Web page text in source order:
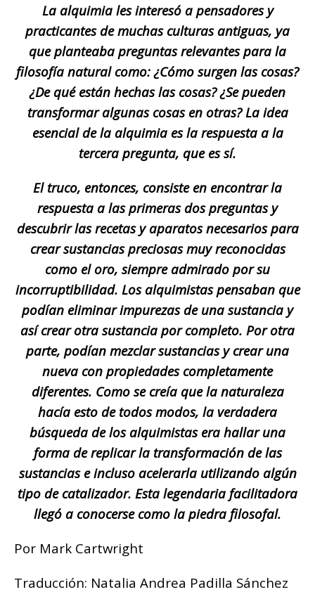
La alquimia les interesó a pensadores y
practicantes de muchas culturas antiguas, ya
que planteaba preguntas relevantes para la
filosofía natural como: ¿Cómo surgen las cosas?
¿De qué están hechas las cosas? ¿Se pueden
transformar algunas cosas en otras? La idea
esencial de la alquimia es la respuesta a la
tercera pregunta, que es sí.
El truco, entonces, consiste en encontrar la
respuesta a las primeras dos preguntas y
descubrir las recetas y aparatos necesarios para
crear sustancias preciosas muy reconocidas
como el oro, siempre admirado por su
incorruptibilidad. Los alquimistas pensaban que
podían eliminar impurezas de una sustancia y
así crear otra sustancia por completo. Por otra
parte, podían mezclar sustancias y crear una
nueva con propiedades completamente
diferentes. Como se creía que la naturaleza
hacía esto de todos modos, la verdadera
búsqueda de los alquimistas era hallar una
forma de replicar la transformación de las
sustancias e incluso acelerarla utilizando algún
tipo de catalizador. Esta legendaria facilitadora
llegó a conocerse como la piedra filosofal.
Por Mark Cartwright
Traducción: Natalia Andrea Padilla Sánchez